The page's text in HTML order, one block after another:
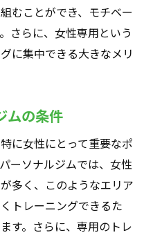
むことができ、モチベー
さらに、女性専用という
に集中できる大きなメリ
ムの条件
に女性にとって重要なポ
ーソナルジムでは、女性
多く、このようなエリア
トレーニングできるた
す。さらに、専用のトレ